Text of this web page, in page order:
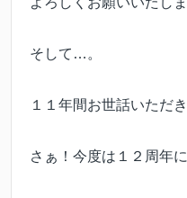
そして…。
１１年間お世話いただ
さぁ！今度は１２周年